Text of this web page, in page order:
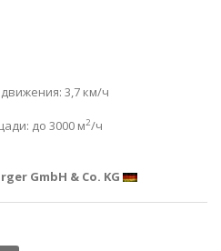
3,7 км/ч
до 3000 м2/ч
GmbH & Co. KG